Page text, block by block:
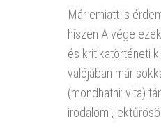
Már emiatt is
hiszen A vége
és kritikatörténeti
valójában már
(mondhatni: vita)
irodalom